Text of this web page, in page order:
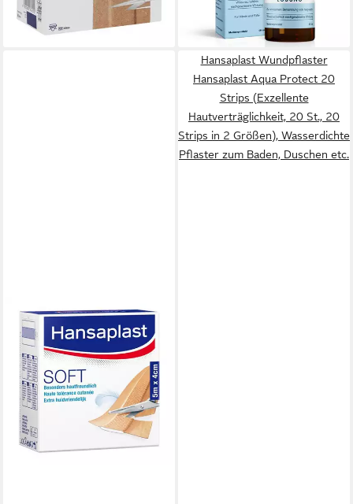
lieferbar - in 4-5 Werktagen bei dir
BEIERSDORF AG
Wundpflaster HANSAPLAST
Soft Pflaster 4 cmx5 m Rolle
1 St (1 St)
16,29 €
(3,26 €/ 1 m)
lieferbar - in 3-4 Werktagen bei dir
Hansaplast Wundpflaster
Hansaplast Aqua Protect 20
Strips (Exzellente
Hautverträglichkeit, 20 St., 20
Strips in 2 Größen), Wasserdichte
Pflaster zum Baden, Duschen etc.